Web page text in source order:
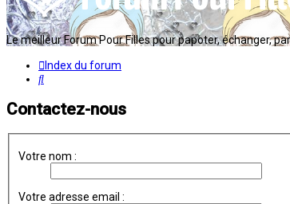
Le meilleur Forum Pour Filles pour papoter, échanger,
Index du forum
Rechercher
Contactez-nous
Votre nom :
Votre adresse email :